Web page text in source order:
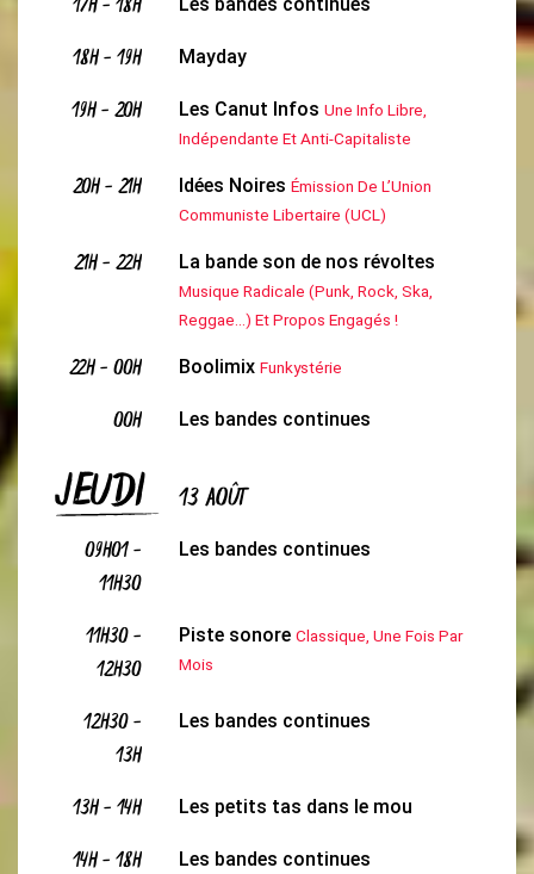
17H-18H
18H-19H Mayday
19H-20H Les Canut Infos Une Info Libre,
Indépendante Et Anti-Capitaliste
20H-21H Idées Noires Émission De L’Union
Communiste Libertaire (UCL)
21H-22H La bande son de nos révoltes
Musique Radicale (Punk, Rock, Ska,
Reggae...) Et Propos Engagés !
22H-00H Boolimix Funkystérie
00H Les bandes continues
JEUDI 13 AOÛT
09H01-
11H30
Les bandes continues
11H30-
12H30
Piste sonore Classique, Une Fois Par
Mois
12H30-
13H
Les bandes continues
13H-14H Les petits tas dans le mou
14H-18H Les bandes continues